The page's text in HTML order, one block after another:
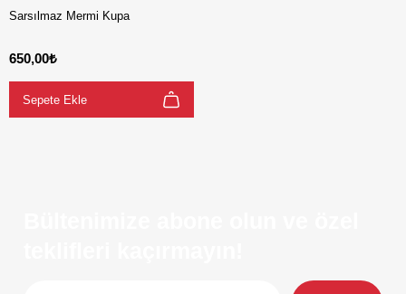
Sarsılmaz Mermi Kupa
650,00₺
Sepete Ekle